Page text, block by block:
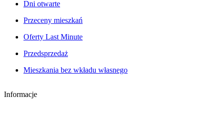
Dni otwarte
Przeceny mieszkań
Oferty Last Minute
Przedsprzedaż
Mieszkania bez wkładu własnego
Informacje